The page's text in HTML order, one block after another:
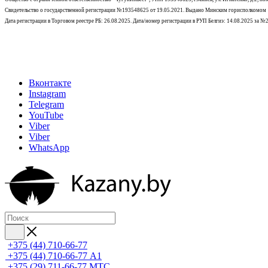
Свидетельство о государственной регистрации №193548625 от 19.05.2021. Выдано Минским горисполкомом
Дата регистрации в Торговом реестре РБ: 26.08.2025. Дата/номер регистрации в РУП Белгиэ: 14.08.2025 за
Вконтакте
Instagram
Telegram
YouTube
Viber
Viber
WhatsApp
+375 (44) 710-66-77
+375 (44) 710-66-77 А1